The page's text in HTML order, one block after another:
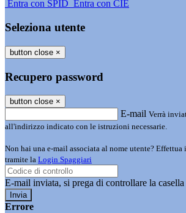
Entra con SPID Entra con CIE
Seleziona utente
button close ×
Recupero password
button close ×
E-mail Verrà
all'indirizzo indicato con le istruzioni necessarie.
Non hai una e-mail associata al nome utente? Effettua
tramite la Login Spaggiari
E-mail inviata, si prega di controllare la
Errore